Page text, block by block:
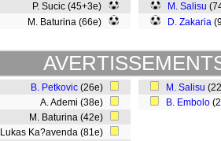
P. Sucic (45+3e)
M. Baturina (66e)
M. Salisu
D. Zakaria
B. Petkovic (26e)
A. Ademi (38e)
M. Baturina (42e)
Lukas Ka?avenda (81e)
M. Salisu
B. Embolo